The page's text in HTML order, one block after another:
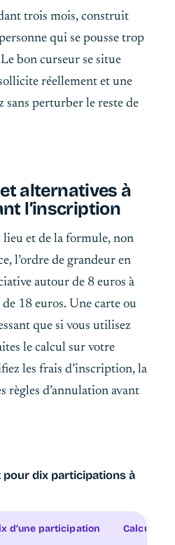
trois mois, construit
qui se pousse trop
bon curseur se situe
réellement et une
sans perturber le reste de
alternatives à
l’inscription
et de la formule, non
l’ordre de grandeur en
autour de 8 euros à
18 euros. Une carte ou
que si vous utilisez
le calcul sur votre
les frais d’inscription, la
règles d’annulation avant
pour dix participations à
d’une participation Calcul